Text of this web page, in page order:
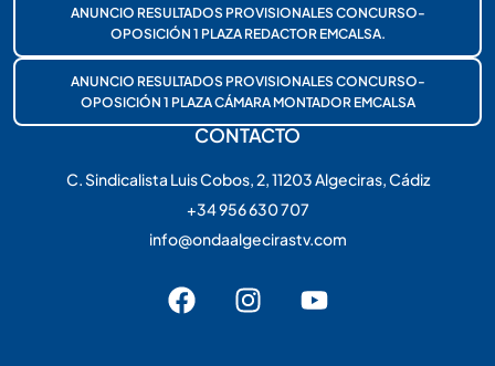
ANUNCIO RESULTADOS PROVISIONALES CONCURSO-
OPOSICIÓN 1 PLAZA REDACTOR EMCALSA.
ANUNCIO RESULTADOS PROVISIONALES CONCURSO-
OPOSICIÓN 1 PLAZA CÁMARA MONTADOR EMCALSA
CONTACTO
C. Sindicalista Luis Cobos, 2, 11203 Algeciras, Cádiz
+34 956 630 707
info@ondaalgecirastv.com